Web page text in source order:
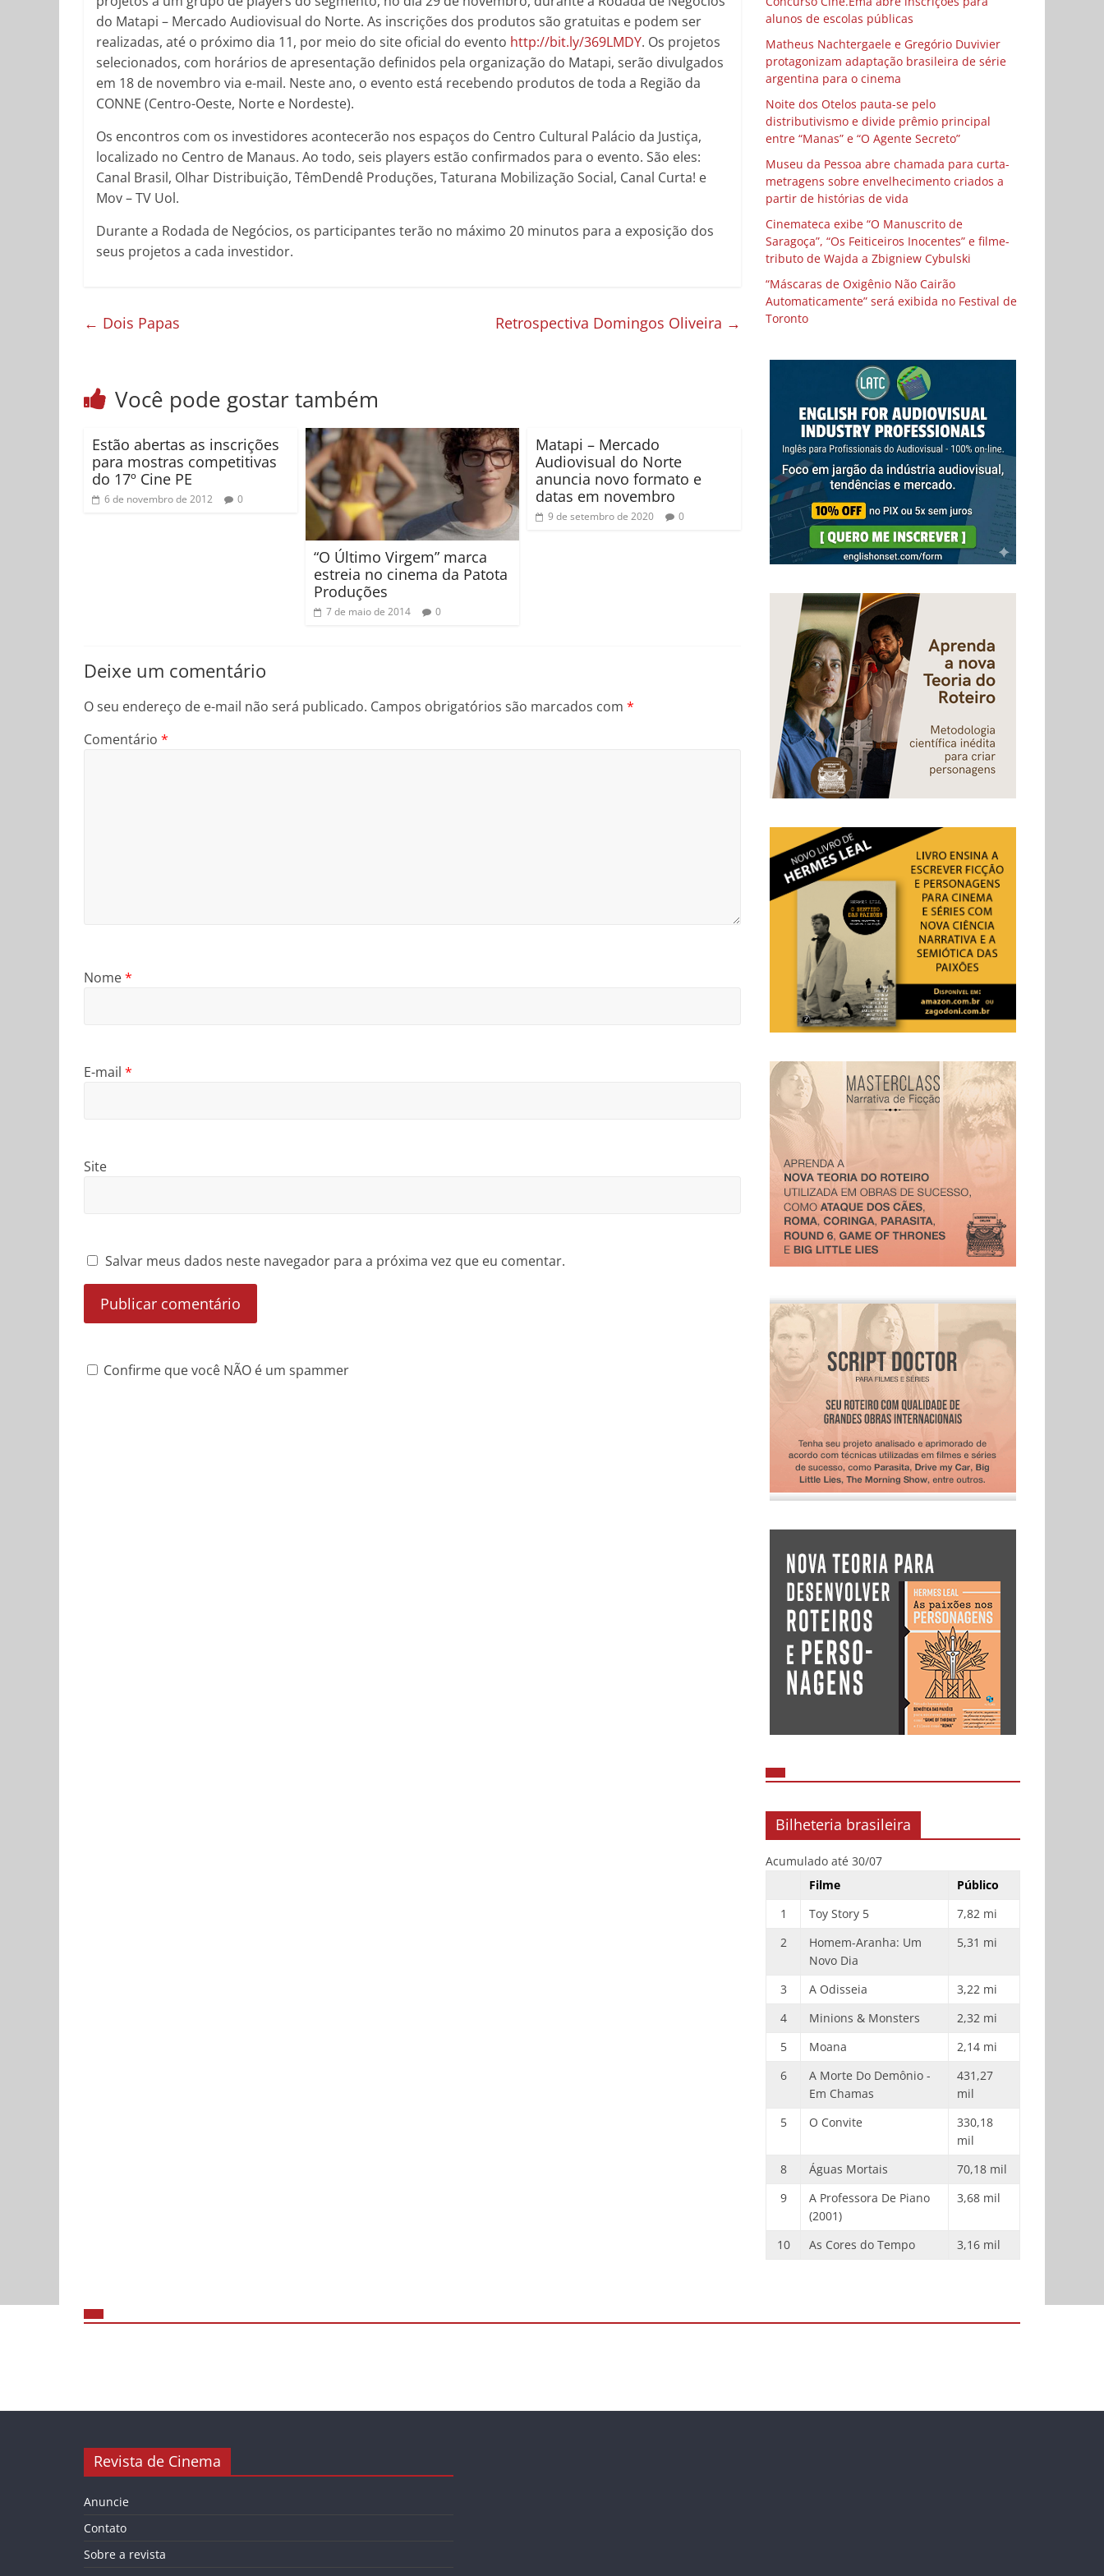
do Matapi – Mercado Audiovisual do Norte. As inscrições dos produtos são gratuitas e podem ser
realizadas, até o próximo dia 11, por meio do site oficial do evento http://bit.ly/369LMDY. Os projetos
selecionados, com horários de apresentação definidos pela organização do Matapi, serão divulgados
em 18 de novembro via e-mail. Neste ano, o evento está recebendo produtos de toda a Região da
CONNE (Centro-Oeste, Norte e Nordeste).
Os encontros com os investidores acontecerão nos espaços do Centro Cultural Palácio da Justiça,
localizado no Centro de Manaus. Ao todo, seis players estão confirmados para o evento. São eles:
Canal Brasil, Olhar Distribuição, TêmDendê Produções, Taturana Mobilização Social, Canal Curta! e
Mov – TV Uol.
Durante a Rodada de Negócios, os participantes terão no máximo 20 minutos para a exposição dos
seus projetos a cada investidor.
← Dois Papas Retrospectiva Domingos Oliveira →
Você pode gostar também
Estão abertas as inscrições
para mostras competitivas
do 17º Cine PE
6 de novembro de 2012 0
“O Último Virgem” marca
estreia no cinema da Patota
Produções
7 de maio de 2014 0
Matapi – Mercado
Audiovisual do Norte
anuncia novo formato e
datas em novembro
9 de setembro de 2020 0
Deixe um comentário
O seu endereço de e-mail não será publicado. Campos obrigatórios são marcados com *
Comentário *
Nome*
E-mail *
Site
Salvar meus dados neste navegador para a próxima vez que eu comentar.
Confirme que você NÃO é um spammer
alunos de escolas públicas
Matheus Nachtergaele e Gregório Duvivier
protagonizam adaptação brasileira de série
argentina para o cinema
Noite dos Otelos pauta-se pelo
distributivismo e divide prêmio principal
entre “Manas” e “O Agente Secreto”
Museu da Pessoa abre chamada para curta-
metragens sobre envelhecimento criados a
partir de histórias de vida
Cinemateca exibe “O Manuscrito de
Saragoça”, “Os Feiticeiros Inocentes” e filme-
tributo de Wajda a Zbigniew Cybulski
“Máscaras de Oxigênio Não Cairão
Automaticamente” será exibida no Festival de
Toronto
Bilheteria brasileira
Acumulado até 30/07
Filme
Público
1
Toy Story 5
7,82 mi
2
Homem-Aranha: Um
Novo Dia
5,31 mi
3 A Odisseia
3,22 mi
4
Minions & Monsters
2,32 mi
5
Moana
2,14 mi
6
A Morte Do Demônio -
Em Chamas
431,27
mil
5
O Convite
330,18
mil
8
Águas Mortais
70,18 mil
9
A Professora De Piano
(2001)
3,68 mil
10 As Cores do Tempo 3,16 mil
Revista de Cinema
Anuncie
Contato
Sobre a revista